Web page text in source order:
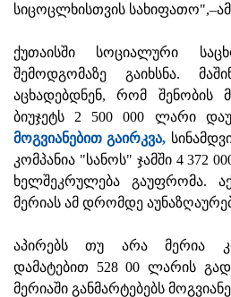
სიცოცლხისთვის
ქუთაისში სოციალური
შემოდგომაზე გაიხსნა.
აცხადებდნენ, რომ შენობის
ბიუჯეტს 2 500 000 ლარი
მოგვიანებით გაირკვა,
კომპანია "სანოს" ჯამში 4 372
ხელშეკრულება გაუფრომა.
მერიას ამ დრომდე
აპირებს თუ არა მერია
დამატებით 528 00 ლარის
მერიაში განმარტებებს